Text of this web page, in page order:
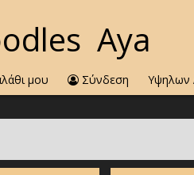
Aya
μου Σύνδεση Υψηλων